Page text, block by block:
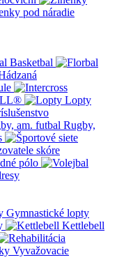
pod náradie
Basketbal
Lopty
Rugby,
pólo
Gymnastické lopty
Kettlebell
Vyvažovacie